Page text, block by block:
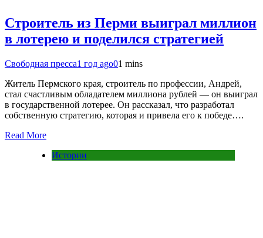
Строитель из Перми выиграл миллион
в лотерею и поделился стратегией
Свободная пресса1 год ago01 mins
Житель Пермского края, строитель по профессии, Андрей,
стал счастливым обладателем миллиона рублей — он выиграл
в государственной лотерее. Он рассказал, что разработал
собственную стратегию, которая и привела его к победе….
Read More
Истории